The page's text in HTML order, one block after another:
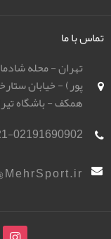
تماس با ما
تهران - محله
پور) - خیابان
همکف - باشگاه
02191690902